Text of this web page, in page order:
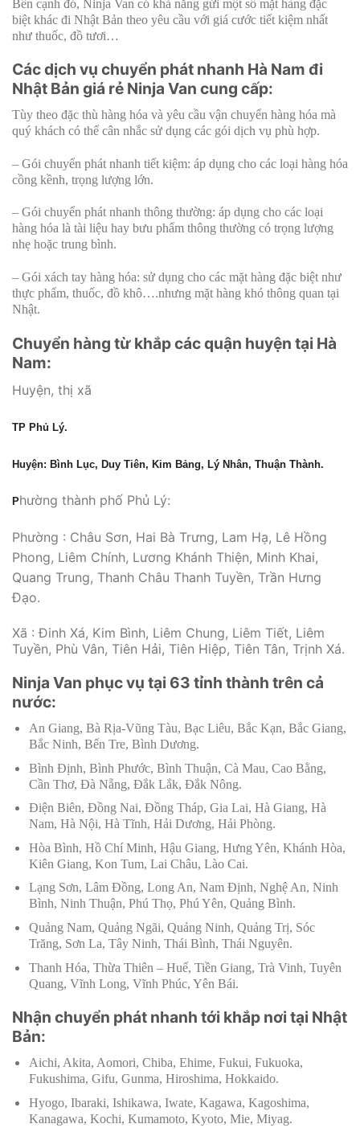
Bên cạnh đó, Ninja Van có khả năng gửi một số mặt hàng đặc
biệt khác đi Nhật Bản theo yêu cầu với giá cước tiết kiệm nhất
như thuốc, đồ tươi…
Các dịch vụ chuyển phát nhanh Hà Nam đi
Nhật Bản giá rẻ Ninja Van cung cấp:
Tùy theo đặc thù hàng hóa và yêu cầu vận chuyển hàng hóa mà
quý khách có thể cân nhắc sử dụng các gói dịch vụ phù hợp.
– Gói chuyển phát nhanh tiết kiệm: áp dụng cho các loại hàng hóa
cồng kềnh, trọng lượng lớn.
– Gói chuyển phát nhanh thông thường: áp dụng cho các loại
hàng hóa là tài liệu hay bưu phẩm thông thường có trọng lượng
nhẹ hoặc trung bình.
– Gói xách tay hàng hóa: sử dụng cho các mặt hàng đặc biệt như
thực phẩm, thuốc, đồ khô….nhưng mặt hàng khó thông quan tại
Nhật.
Chuyển hàng từ khắp các quận huyện tại Hà
Nam:
Huyện, thị xã
TP Phủ Lý.
Huyện: Bình Lục, Duy Tiên, Kim Bảng, Lý Nhân, Thuận Thành.
Phường thành phố Phủ Lý:
Phường : Châu Sơn, Hai Bà Trưng, Lam Hạ, Lê Hồng
Phong, Liêm Chính, Lương Khánh Thiện, Minh Khai,
Quang Trung, Thanh Châu Thanh Tuyền, Trần Hưng
Đạo.
Xã : Đinh Xá, Kim Bình, Liêm Chung, Liêm Tiết, Liêm
Tuyền, Phù Vân, Tiên Hải, Tiên Hiệp, Tiên Tân, Trịnh Xá.
Ninja Van phục vụ tại 63 tỉnh thành trên cả
nước:
An Giang, Bà Rịa-Vũng Tàu, Bạc Liêu, Bắc Kạn, Bắc Giang,
Bắc Ninh, Bến Tre, Bình Dương.
Bình Định, Bình Phước, Bình Thuận, Cà Mau, Cao Bằng,
Cần Thơ, Đà Nẵng, Đắk Lắk, Đắk Nông.
Điện Biên, Đồng Nai, Đồng Tháp, Gia Lai, Hà Giang, Hà
Nam, Hà Nội, Hà Tĩnh, Hải Dương, Hải Phòng.
Hòa Bình, Hồ Chí Minh, Hậu Giang, Hưng Yên, Khánh Hòa,
Kiên Giang, Kon Tum, Lai Châu, Lào Cai.
Lạng Sơn, Lâm Đồng, Long An, Nam Định, Nghệ An, Ninh
Bình, Ninh Thuận, Phú Thọ, Phú Yên, Quảng Bình.
Quảng Nam, Quảng Ngãi, Quảng Ninh, Quảng Trị, Sóc
Trăng, Sơn La, Tây Ninh, Thái Bình, Thái Nguyên.
Thanh Hóa, Thừa Thiên – Huế, Tiền Giang, Trà Vinh, Tuyên
Quang, Vĩnh Long, Vĩnh Phúc, Yên Bái.
Nhận chuyển phát nhanh tới khắp nơi tại Nhật
Bản:
Aichi, Akita, Aomori, Chiba, Ehime, Fukui, Fukuoka,
Fukushima, Gifu, Gunma, Hiroshima, Hokkaido.
Hyogo, Ibaraki, Ishikawa, Iwate, Kagawa, Kagoshima,
Kanagawa, Kochi, Kumamoto, Kyoto, Mie, Miyag.